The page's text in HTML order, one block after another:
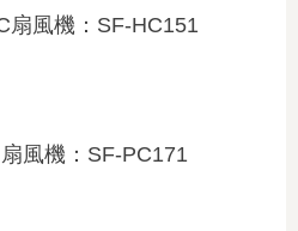
扇風機：SF-HC151
風機：SF-PC171